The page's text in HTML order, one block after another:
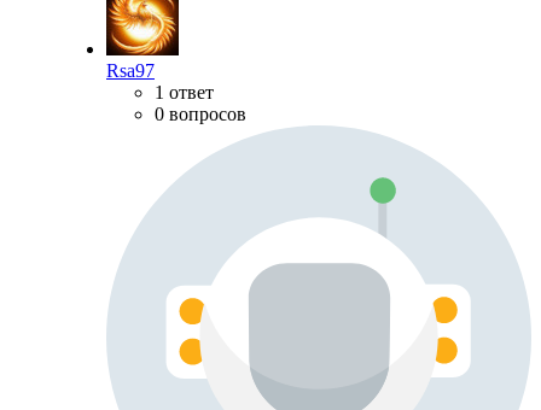
Rsa97
1 ответ
0 вопросов